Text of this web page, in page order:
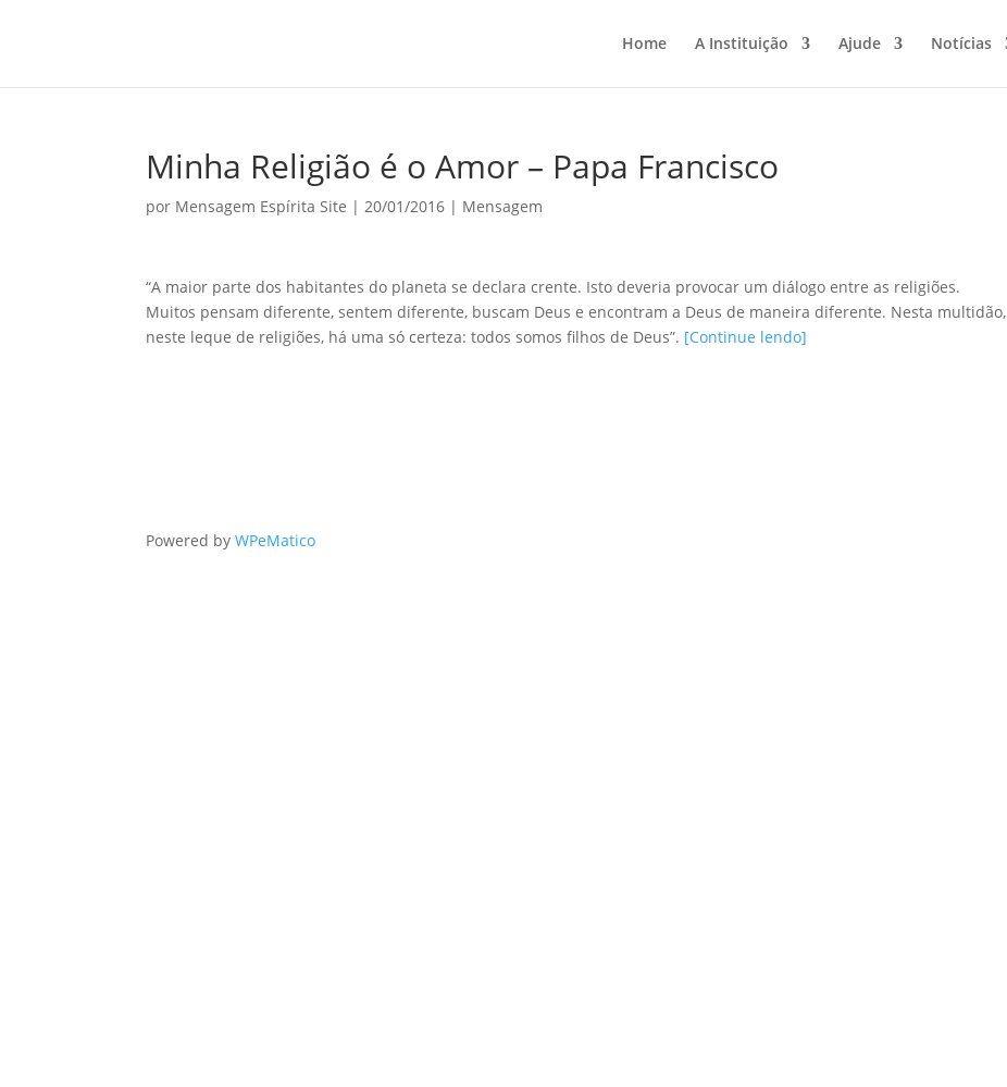
Home A Instituição Ajude Notícias
Minha Religião é o Amor – Papa Francisco
por Mensagem Espírita Site |20/01/2016 | Mensagem
“A maior parte dos habitantes do planeta se declara crente. Isto deveria provocar um diálogo entre as religiões.
Muitos pensam diferente, sentem diferente, buscam Deus e encontram a Deus de maneira diferente. Nesta multidão,
neste leque de religiões, há uma só certeza: todos somos filhos de Deus”. [Continue lendo]
Powered byWPeMatico